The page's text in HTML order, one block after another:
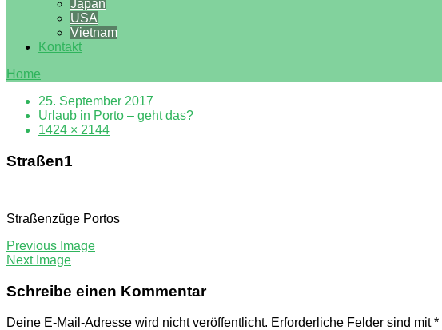
Japan
USA
Vietnam
Kontakt
Home
25. September 2017
Urlaub in Porto – geht das?
1424 × 2144
Straßen1
Straßenzüge Portos
Previous Image
Next Image
Schreibe einen Kommentar
Deine E-Mail-Adresse wird nicht veröffentlicht. Erforderliche Felder sind mit*